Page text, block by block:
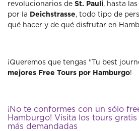
revolucionarios de St. Pauli, hasta
por la Deichstrasse, todo tipo de
qué hacer y de qué disfrutar en
¡Queremos que tengas "Tu best
mejores Free Tours por Hamburgo!
¡No te conformes con un sólo
Hamburgo! Visita los tours
más demandadas